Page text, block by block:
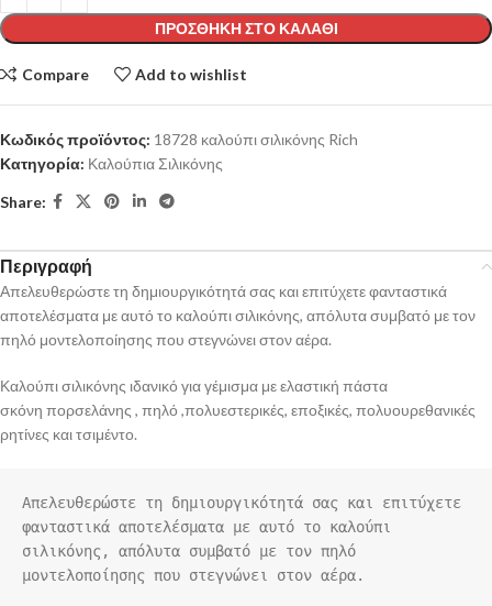
ΠΡΟΣΘΉΚΗ ΣΤΟ ΚΑΛΆΘΙ
Compare Add to wishlist
Κωδικός προϊόντος: 18728 καλούπι σιλικόνης Rich
Κατηγορία: Καλούπια Σιλικόνης
Share:
Περιγραφή
Απελευθερώστε τη δημιουργικότητά σας και επιτύχετε φανταστικά
αποτελέσματα με αυτό το καλούπι σιλικόνης, απόλυτα συμβατό με τον
πηλό μοντελοποίησης που στεγνώνει στον αέρα.
Καλούπι σιλικόνης ιδανικό για γέμισμα με ελαστική πάστα
σκόνη πορσελάνης , πηλό ,πολυεστερικές, εποξικές, πολυουρεθανικές
ρητίνες και τσιμέντο.
Απελευθερώστε τη δημιουργικότητά σας και επιτύχετε
φανταστικά αποτελέσματα με αυτό το καλούπι
σιλικόνης, απόλυτα συμβατό με τον πηλό
μοντελοποίησης που στεγνώνει στον αέρα.